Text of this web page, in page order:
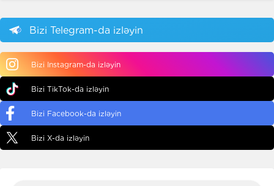
Bizi Telegram-da izləyin
Bizi Instagram-da izləyin
Bizi TikTok-da izləyin
Bizi Facebook-da izləyin
Bizi X-da izləyin